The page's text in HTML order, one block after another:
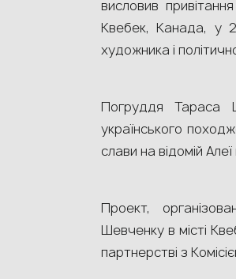
висловив
Квебек, Канада, у
художника і
Погруддя Тараса
українського
слави на відомій
Проект,
Шевченку в місті
партнерстві з